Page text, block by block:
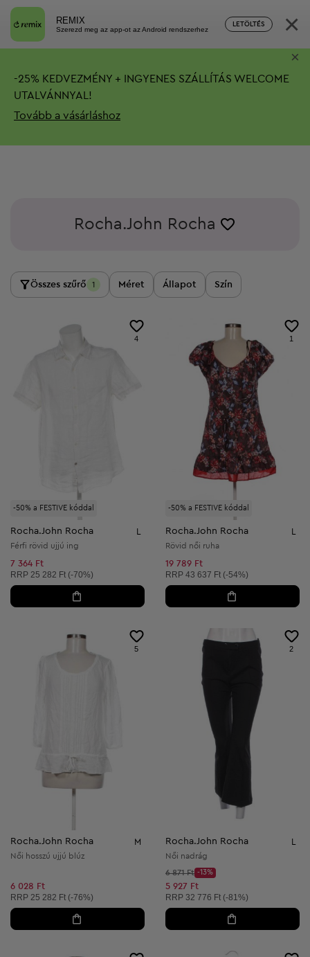
REMIX
Szerezd meg az app-ot az Android rendszerhez
LETÖLTÉS ×
-25% KEDVEZMÉNY + INGYENES SZÁLLÍTÁS WELCOME
UTALVÁNNYAL!
Tovább a vásárláshoz
×
Rocha.John Rocha
Összes szűrő 1 Méret Állapot Szín
-50% a FESTIVE kóddal
4
Rocha.John Rocha
Férfi rövid ujjú ing
7 364 Ft
Ajánlott ár:
RRP 25 282 Ft (-70%)
-50% a FESTIVE kóddal
1
Rocha.John Rocha
Rövid női ruha
19 789 Ft
Ajánlott ár:
RRP 43 637 Ft (-54%)
5
Rocha.John Rocha M
Női hosszú ujjú blúz
6 028 Ft
Ajánlott ár:
RRP 25 282 Ft (-76%)
2
Rocha.John Rocha
Női nadrág
Kezdő ár:
6 871 Ft
Discount Price:
-13%
Csökkentett ár:
5 927 Ft
Ajánlott ár:
RRP 32 776 Ft (-81%)